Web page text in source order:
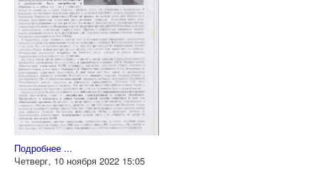
Подробнее ...
Четверг, 10 ноября 2022 15:05